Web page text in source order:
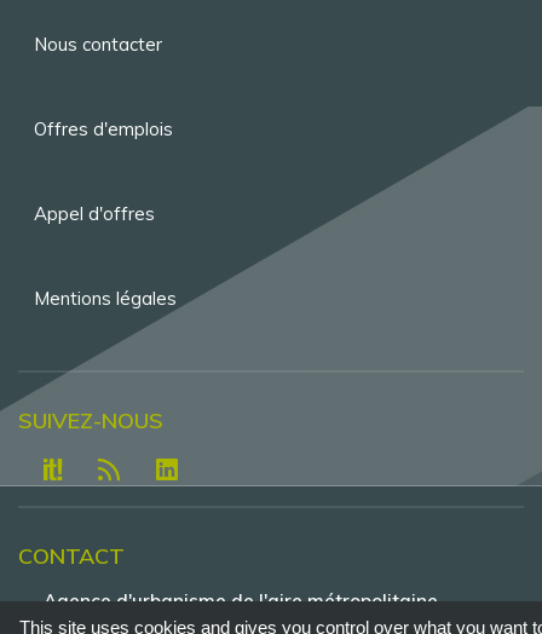
Menu
de
Nous contacter
Offres d'emplois
Appel d'offres
Mentions légales
CONTACT
Agence d'urbanisme de l'aire métropolitaine
lyonnaise - Tour Part-Dieu, 23e étage , 129 rue
SUIVEZ-NOUS
This site uses cookies and gives you control over what you want